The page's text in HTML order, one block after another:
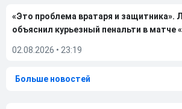
«Это проблема вратаря и защитника».
объяснил курьезный пенальти в матче
02.08.2026 • 23:19
Больше новостей